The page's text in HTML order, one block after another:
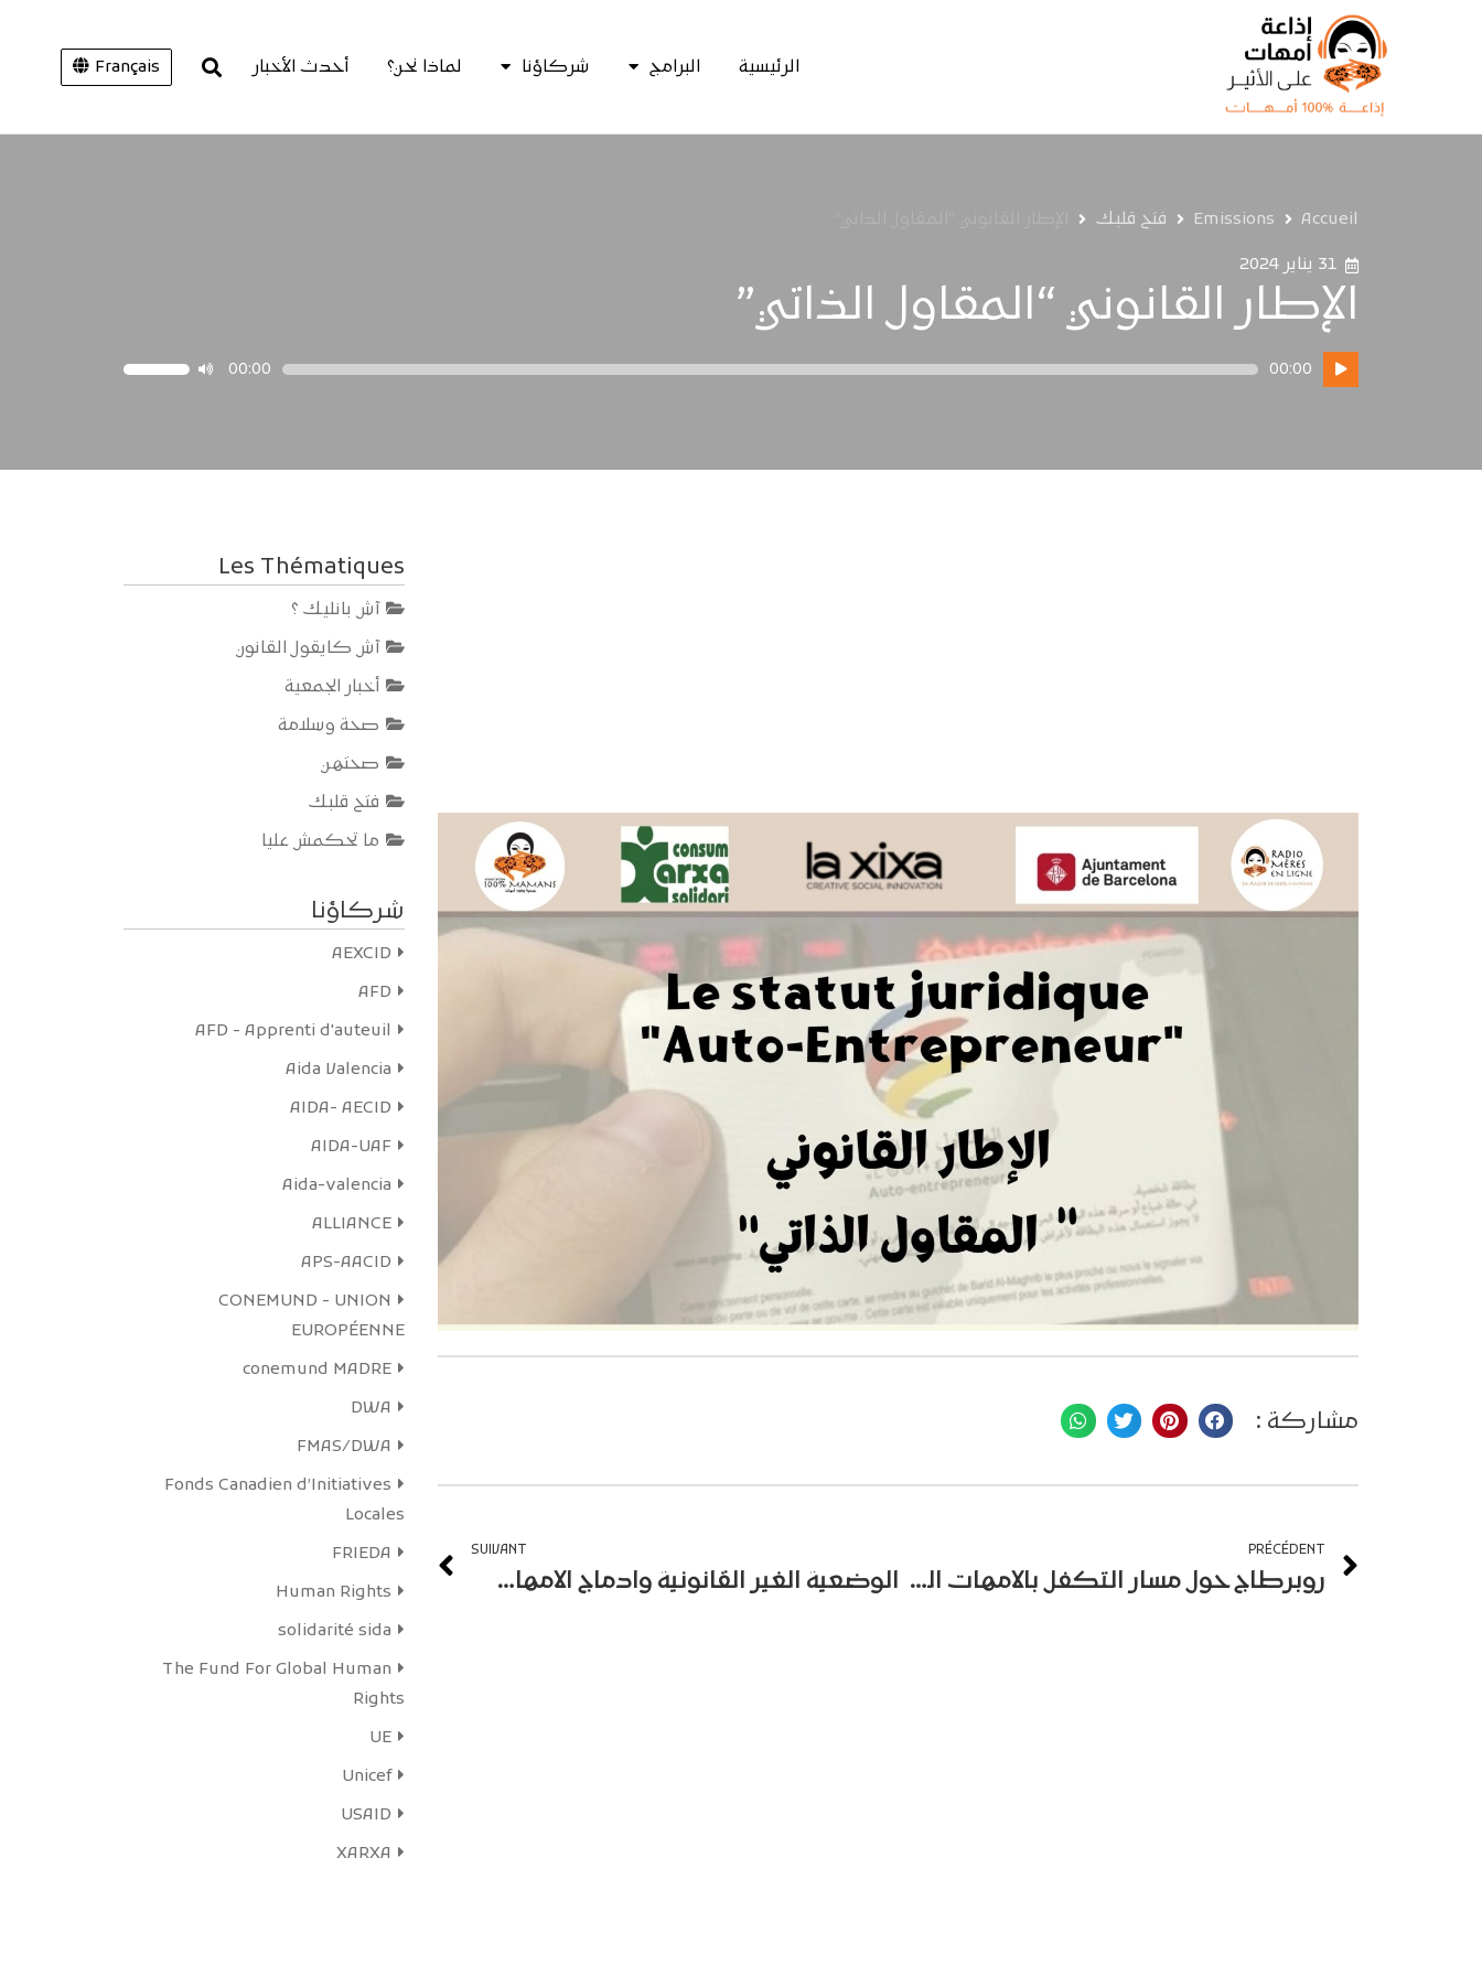
الرئيسية البرامج شركاؤنا لماذا نحن؟ أحدث الأخبار Français
Accueil
Emissions فتح قلبك
31 يناير 2024
الإطار القانوني “المقاول الذاتي”
مشغل
00:00
00:00
استخدم
أعلى/
خفض
مشاركة :
PRÉCÉDENT
روبرطاج حول مسار التكفل بالامهات العازبات واطفالهن بجمعية انصاف بالدار البيضاء
SUIVANT
الوضعية الغير القانونية وادماج الامهات المهاجرات في سوق الشغل
Les Thématiques
آش بانليك ؟
آش كايقول القانون
أخبار الجمعية
صحة وسلامة
صحتهن
فتح قلبك
ما تحكمش عليا
شركاؤنا
AEXCID
AFD
AFD - Apprenti d'auteuil
Aida Valencia
AIDA- AECID
AIDA-UAF
Aida-valencia
ALLIANCE
APS-AACID
CONEMUND - UNION
EUROPÉENNE
conemund MADRE
DWA
FMAS/DWA
Fonds Canadien d’Initiatives
Locales
FRIEDA
Human Rights
solidarité sida
The Fund For Global Human
Rights
UE
Unicef
USAID
XARXA
NOUS CONNAÎTRE ?
Bienvenue sur Radio mères en ligne, la plateforme de
podcasts de 100% mamans, l’association marocaine
des mères célibataires et leurs enfants, des
professionnelles du sexe et des femmes migrantes.
Les émissions réalisées par un comité de bénéficiaires
de l’association, visent à protéger et promouvoir les
droits sociaux et économiques des femmes
marginalisées au Maroc. Ils s’inscrivent aussi dans la
démarche de plaidoyer de l’association et permettent
l’opinion publique sur l’exclusion et les difficultés de
ces femmes.
Bonne écoute sur Radio mères en ligne !
Écoutez maintenant